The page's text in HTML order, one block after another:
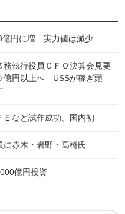
円に増 実力値は減少
務執行役員ＣＦＯ決算会見要
億円以上へ USSが稼ぎ頭
など試作成功、国内初
赤木・岩野・髙橋氏
億円投資